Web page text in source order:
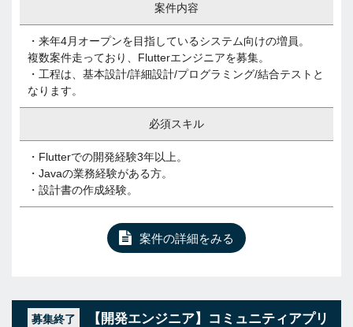
案件内容
・来年4月オープンを目指しているシステム向けの増員。
複数案件走っており、Flutterエンジニアを募集。
・工程は、基本設計/詳細設計/プログラミング/結合テストと
なります。
必須スキル
・Flutterでの開発経験3年以上。
・Javaの業務経験がある方。
・設計書の作成経験。
案件の詳細をみる
募集終了
【開発エンジニア】コミュニティアプリ